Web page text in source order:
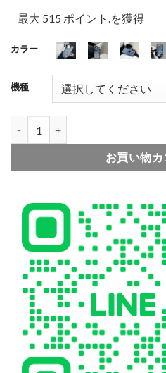
最大 515 ポイント.を獲得
カラー
機種
お買い物